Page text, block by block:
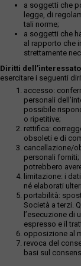
a soggetti che
legge, di
tali norme;
a soggetti che
al rapporto che
strettamente
Diritti dell’interessato
esercitare i seguenti
accesso:
personali
possibile
o ripetitive;
rettifica:
obsoleti e di
cancellazione/
personali
potrebbero
limitazione: i
né elaborati
portabilità:
Società a terzi.
l’esecuzione di
espresso e il
opposizione al
revoca del
basi sul